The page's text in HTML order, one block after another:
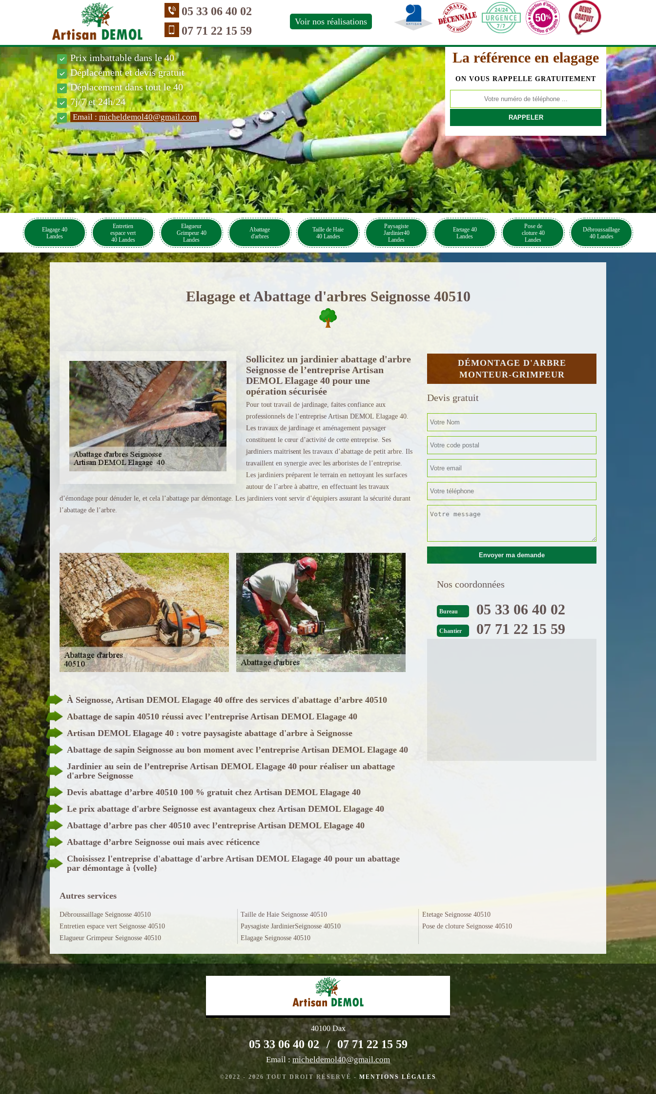
05 33 06 40 02
07 71 22 15 59
Voir nos réalisations
La référence en elagage
ON VOUS RAPPELLE GRATUITEMENT
Prix imbattable dans le 40
Déplacement et devis gratuit
Déplacement dans tout le 40
7j/7 et 24h/24
Email : micheldemol40@gmail.com
Elagage 40
Landes
Entretien
espace vert
40 Landes
Elagueur
Grimpeur 40
Landes
Abattage
d'arbres
Taille de Haie
40 Landes
Paysagiste
Jardinier40
Landes
Etetage 40
Landes
Pose de
cloture 40
Landes
Débroussaillage
40 Landes
Elagage et Abattage d'arbres Seignosse 40510
Sollicitez un jardinier abattage d'arbre
Seignosse de l’entreprise Artisan
DEMOL Elagage 40 pour une
opération sécurisée
Pour tout travail de jardinage, faites confiance aux
professionnels de l’entreprise Artisan DEMOL Elagage 40.
Les travaux de jardinage et aménagement paysager
constituent le cœur d’activité de cette entreprise. Ses
jardiniers maitrisent les travaux d’abattage de petit arbre. Ils
travaillent en synergie avec les arboristes de l’entreprise.
Les jardiniers préparent le terrain en nettoyant les surfaces
autour de l’arbre à abattre, en effectuant les travaux
d’émondage pour dénuder le, et cela l’abattage par démontage. Les jardiniers vont servir d’équipiers assurant la sécurité durant
l’abattage de l’arbre.
À Seignosse, Artisan DEMOL Elagage 40 offre des services d'abattage d’arbre 40510
Abattage de sapin 40510 réussi avec l’entreprise Artisan DEMOL Elagage 40
Artisan DEMOL Elagage 40 : votre paysagiste abattage d'arbre à Seignosse
Abattage de sapin Seignosse au bon moment avec l’entreprise Artisan DEMOL Elagage 40
Jardinier au sein de l’entreprise Artisan DEMOL Elagage 40 pour réaliser un abattage
d'arbre Seignosse
Devis abattage d’arbre 40510 100 % gratuit chez Artisan DEMOL Elagage 40
Le prix abattage d'arbre Seignosse est avantageux chez Artisan DEMOL Elagage 40
Abattage d’arbre pas cher 40510 avec l’entreprise Artisan DEMOL Elagage 40
Abattage d’arbre Seignosse oui mais avec réticence
Choisissez l'entreprise d'abattage d'arbre Artisan DEMOL Elagage 40 pour un abattage
par démontage à {volle}
DÉMONTAGE D'ARBRE
MONTEUR-GRIMPEUR
Devis gratuit
Nos coordonnées
Bureau 05 33 06 40 02
Chantier 07 71 22 15 59
Autres services
Débroussaillage Seignosse 40510
Entretien espace vert Seignosse 40510
Elagueur Grimpeur Seignosse 40510
Taille de Haie Seignosse 40510
Paysagiste JardinierSeignosse 40510
Elagage Seignosse 40510
Etetage Seignosse 40510
Pose de cloture Seignosse 40510
40100 Dax
05 33 06 40 02 / 07 71 22 15 59
Email : micheldemol40@gmail.com
©2022 - 2026 TOUT DROIT RÉSERVÉ - MENTIONS LÉGALES